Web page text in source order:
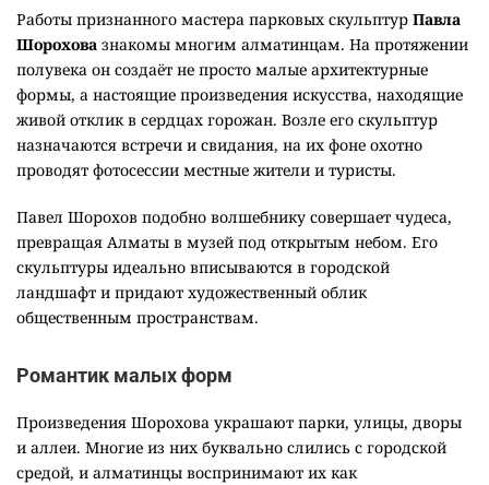
Работы признанного мастера парковых скульптур Павла
Шорохова знакомы многим алматинцам. На протяжении
полувека он создаёт не просто малые архитектурные
формы, а настоящие произведения искусства, находящие
живой отклик в сердцах горожан. Возле его скульптур
назначаются встречи и свидания, на их фоне охотно
проводят фотосессии местные жители и туристы.
Павел Шорохов подобно волшебнику совершает чудеса,
превращая Алматы в музей под открытым небом. Его
скульптуры идеально вписываются в городской
ландшафт и придают художественный облик
общественным пространствам.
Романтик малых форм
Произведения Шорохова украшают парки, улицы, дворы
и аллеи. Многие из них буквально слились с городской
средой, и алматинцы воспринимают их как